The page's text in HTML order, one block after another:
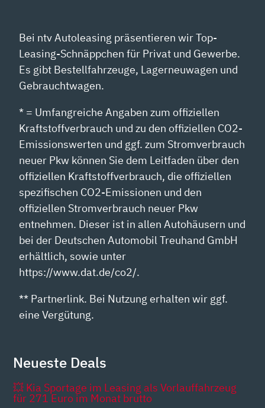
Bei ntv Autoleasing präsentieren wir Top-
Leasing-Schnäppchen für Privat und Gewerbe.
Es gibt Bestellfahrzeuge, Lagerneuwagen und
Gebrauchtwagen.
* = Umfangreiche Angaben zum offiziellen
Kraftstoffverbrauch und zu den offiziellen CO2-
Emissionswerten und ggf. zum Stromverbrauch
neuer Pkw können Sie dem Leitfaden über den
offiziellen Kraftstoffverbrauch, die offiziellen
spezifischen CO2-Emissionen und den
offiziellen Stromverbrauch neuer Pkw
entnehmen. Dieser ist in allen Autohäusern und
bei der Deutschen Automobil Treuhand GmbH
erhältlich, sowie unter
https://www.dat.de/co2/.
** Partnerlink. Bei Nutzung erhalten wir ggf.
eine Vergütung.
Neueste Deals
💥 Kia Sportage im Leasing als Vorlauffahrzeug
für 271 Euro im Monat brutto